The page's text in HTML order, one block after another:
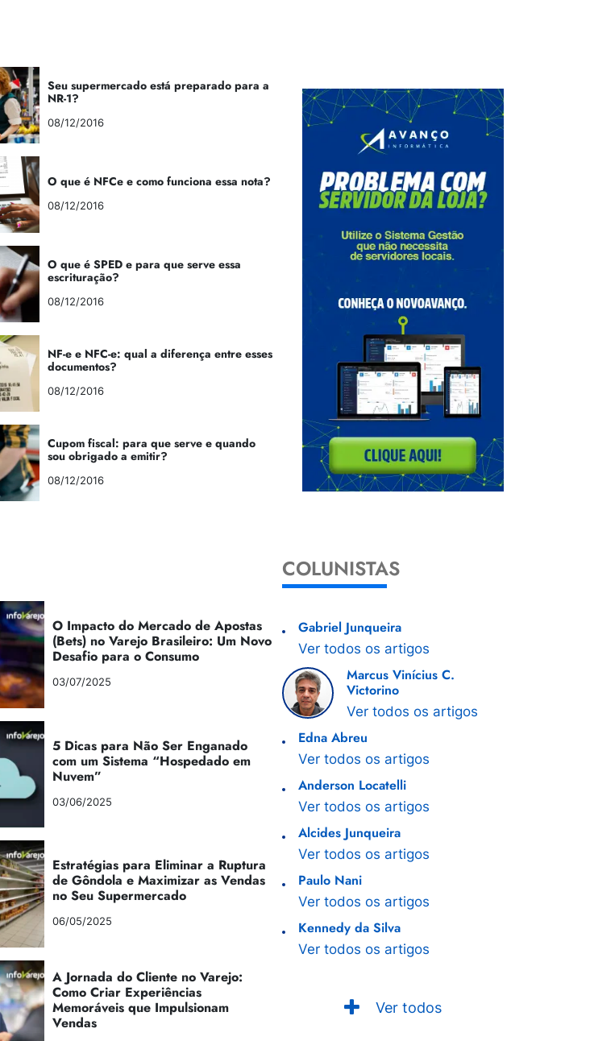
Seu supermercado está preparado para a
NR-1?
08/12/2016
O que é NFCe e como funciona essa nota?
08/12/2016
O que é SPED e para que serve essa
escrituração?
08/12/2016
NF-e e NFC-e: qual a diferença entre esses
documentos?
08/12/2016
Cupom fiscal: para que serve e quando
sou obrigado a emitir?
08/12/2016
O Impacto do Mercado de Apostas
(Bets) no Varejo Brasileiro: Um Novo
Desafio para o Consumo
03/07/2025
5 Dicas para Não Ser Enganado
com um Sistema “Hospedado em
Nuvem”
03/06/2025
Estratégias para Eliminar a Ruptura
de Gôndola e Maximizar as Vendas
no Seu Supermercado
06/05/2025
A Jornada do Cliente no Varejo:
Como Criar Experiências
Memoráveis que Impulsionam
Vendas
COLUNISTAS
Gabriel Junqueira
Ver todos os artigos
Marcus Vinícius C.
Victorino
Ver todos os artigos
Edna Abreu
Ver todos os artigos
Anderson Locatelli
Ver todos os artigos
Alcides Junqueira
Ver todos os artigos
Paulo Nani
Ver todos os artigos
Kennedy da Silva
Ver todos os artigos
Ver todos